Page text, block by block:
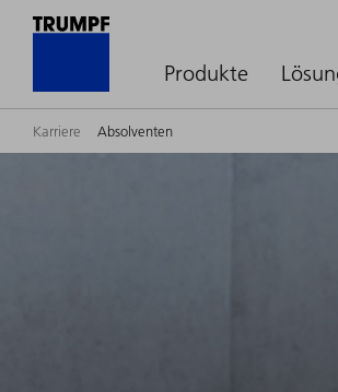
Produkte
Karriere Absolventen